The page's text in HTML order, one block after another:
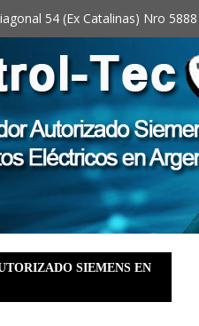
54 (Ex Catalinas) Nro
SIEMENS EN